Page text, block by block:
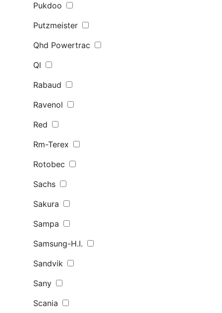
Pukdoo
Putzmeister
Qhd Powertrac
Ql
Rabaud
Ravenol
Red
Rm-Terex
Rotobec
Sachs
Sakura
Sampa
Samsung-H.I.
Sandvik
Sany
Scania